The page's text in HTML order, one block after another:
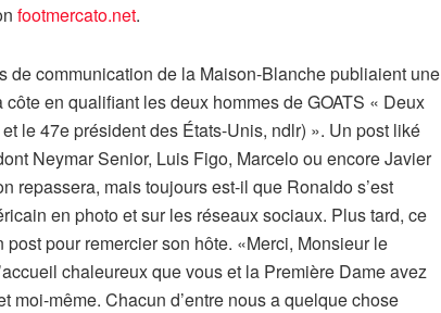
footmercato.net.
de communication de la Maison-Blanche publiaient une
en qualifiant les deux hommes de GOATS « Deux
le 47e président des États-Unis, ndlr) ». Un post liké
Neymar Senior, Luis Figo, Marcelo ou encore Javier
repassera, mais toujours est-il que Ronaldo s’est
en photo et sur les réseaux sociaux. Plus tard, ce
pour remercier son hôte. «Merci, Monsieur le
chaleureux que vous et la Première Dame avez
moi-même. Chacun d’entre nous a quelque chose